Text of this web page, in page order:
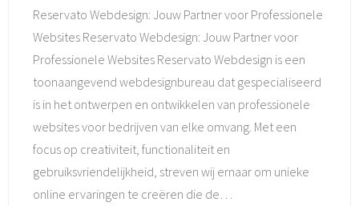
Reservato Webdesign: Jouw Partner voor Professionele
Websites Reservato Webdesign: Jouw Partner voor
Professionele Websites Reservato Webdesign is een
toonaangevend webdesignbureau dat gespecialiseerd
is in het ontwerpen en ontwikkelen van professionele
websites voor bedrijven van elke omvang. Met een
focus op creativiteit, functionaliteit en
gebruiksvriendelijkheid, streven wij ernaar om unieke
online ervaringen te creëren die de